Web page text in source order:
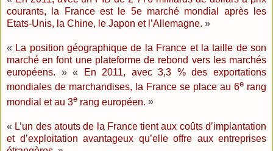
courants, la France est le 5e marché mondial après les
Etats-Unis, la Chine, le Japon et l’Allemagne. »
« La position géographique de la France et la taille de son
marché en font une plateforme de rebond vers les marchés
européens. » «
En 2011, avec 3,3 % des exportations
mondiales de marchandises, la France se place au 6e rang
mondial et au 3e rang européen. »
« L’un des atouts de la France tient aux coûts d’implantation
et d’exploitation avantageux qu’elle offre aux entreprises